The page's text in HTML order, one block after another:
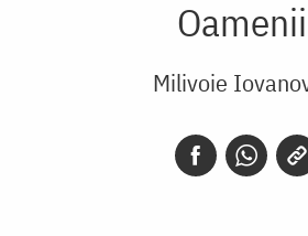
Milivoie